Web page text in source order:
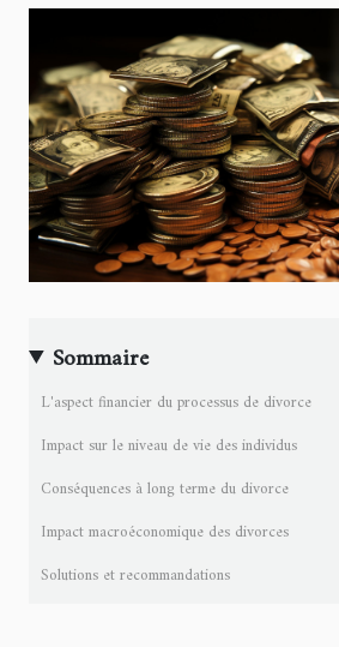
Sommaire
L'aspect financier du processus de divorce
Impact sur le niveau de vie des individus
Conséquences à long terme du divorce
Impact macroéconomique des divorces
Solutions et recommandations